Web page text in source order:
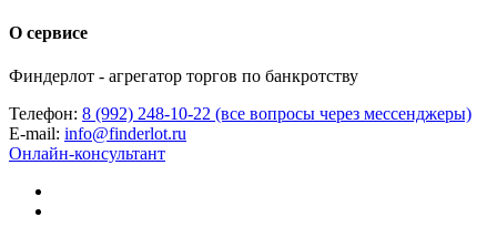
О сервисе
Финдерлот - агрегатор торгов по банкротству
Телефон: 8 (992) 248-10-22 (все вопросы через мессенджеры)
E-mail: info@finderlot.ru
Онлайн-консультант